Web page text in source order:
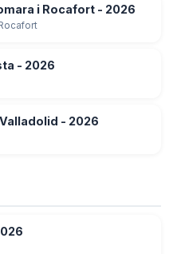
i Rocafort - 2026
- 2026
- 2026